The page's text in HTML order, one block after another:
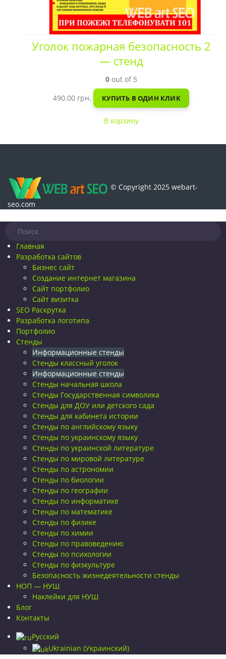
Уголок пожарная безопасность 2
— стенд
0out of 5
490.00 грн. КУПИТЬ В ОДИН КЛИК
В корзину
© Copyright 2025 webart-
seo.com
Главная
Разработка сайтов
Бизнес сайт
Создание интернет магазина
Сайт портфолио
Сайт визитка
SEO Раскрутка
Разработка логотипа
Портфолио
Стенды
Информационные стенды
Стенды классный уголок
Информационные стенды
Стенды начальная школа
Стенды Государственная символика
Стенды для ДОУ или детского сада
Стенды для кабинета истории
Стенды по английскому языку
Стенды по украинскому языку
Стенды по украинской литературе
Стенды по мировой литературе
Стенды по астрономии
Стенды по биологии
Стенды по географии
Стенды по информатике
Стенды по математике
Стенды по физике
Стенды по химии
Стенды по правоведению
Стенды по психологии
Стенды по физкультуре
Безопасность жизнедеятельности стенды
НОП — НУШ
Наклейки для НУШ
Блог
Контакты
Русский
Ukrainian (Украинский)